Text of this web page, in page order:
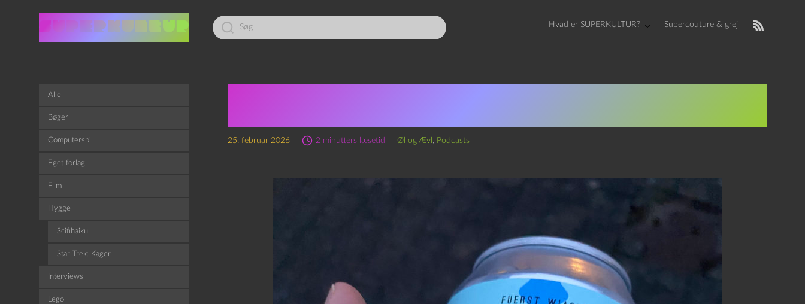
Led
efter:
Hvad er SUPERKULTUR? Supercouture & grej
25. februar 2026 2 minutters læsetid Øl og Ævl , Podcasts
Alle
Bøger
Computerspil
Eget forlag
Film
Hygge
Scifihaiku
Star Trek: Kager
Interviews
Lego